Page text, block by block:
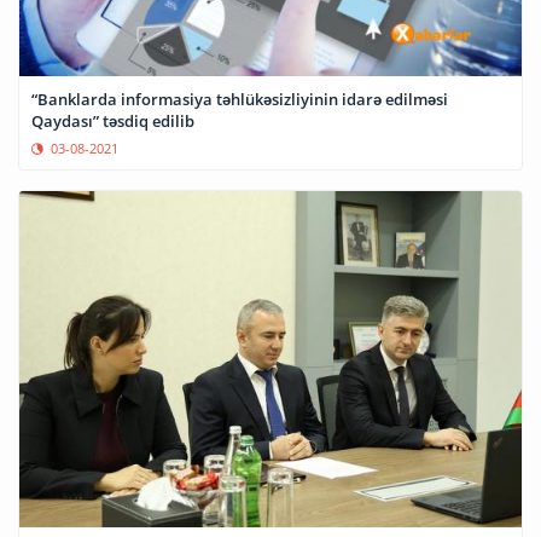
“Banklarda informasiya təhlükəsizliyinin idarə edilməsi
Qaydası” təsdiq edilib
03-08-2021